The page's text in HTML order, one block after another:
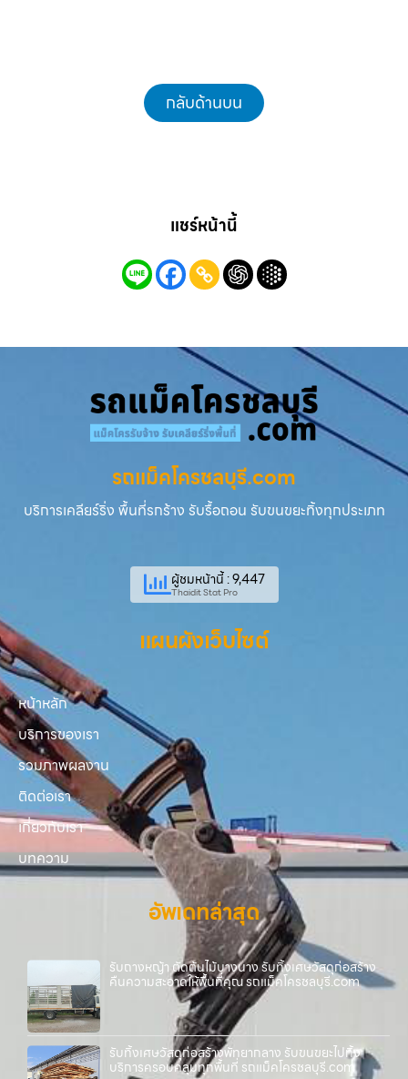
กลับด้านบน
แชร์หน้านี้
รถแม็คโครชลบุรี.com
บริการเคลียร์ริ่ง พื้นที่รกร้าง รับรื้อถอน รับขนขยะทิ้งทุกประเภท
ผู้ชมหน้านี้ : 9,447
Thaidit Stat Pro
แผนผังเว็บไซต์
หน้าหลัก
บริการของเรา
รวมภาพผลงาน
ติดต่อเรา
เกี่ยวกับเรา
บทความ
อัพเดทล่าสุด
รับถางหญ้า ตัดต้นไม้บางนาง รับทิ้งเศษวัสดุก่อสร้าง
คืนความสะอาดให้พื้นที่คุณ รถแม็คโครชลบุรี.com
รับทิ้งเศษวัสดุก่อสร้างพัทยากลาง รับขนขยะไปทิ้ง
บริการครอบคลุมทุกพื้นที่ รถแม็คโครชลบุรี.com